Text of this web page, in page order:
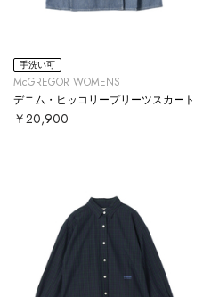
手洗い可
McGREGOR WOMENS
デニム・ヒッコリープリーツスカート
￥20,900